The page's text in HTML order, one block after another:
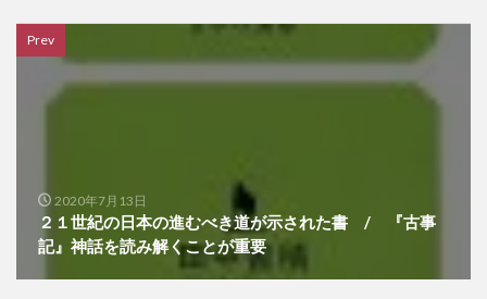
Prev
2020年7月13日
２１世紀の日本の進むべき道が示された書 / 『古事
記』神話を読み解くことが重要